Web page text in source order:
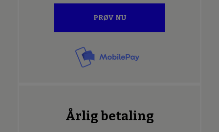
PRØV NU
Årlig betaling